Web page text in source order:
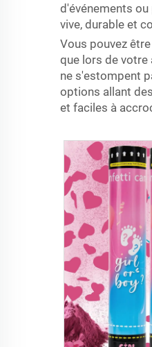
d'événements
vive, durable et
Vous pouvez
que lors de votre
ne s'estompent
options allant
et faciles à